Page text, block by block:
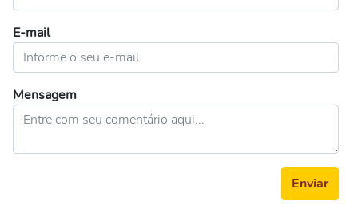
E-mail
Mensagem
Enviar